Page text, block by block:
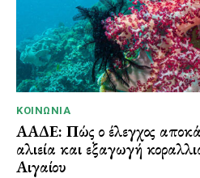
ΚΟΙΝΩΝΊΑ
ΑΑΔΕ: Πώς ο έλεγχος
αλιεία και εξαγωγή
Αιγαίου